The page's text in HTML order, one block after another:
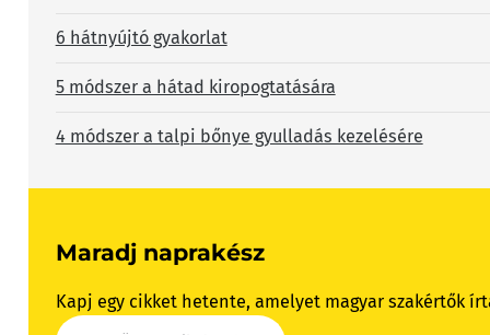
6 hátnyújtó gyakorlat
5 módszer a hátad kiropogtatására
4 módszer a talpi bőnye gyulladás kezelésére
Maradj naprakész
Kapj egy cikket hetente, amelyet magyar szakértők